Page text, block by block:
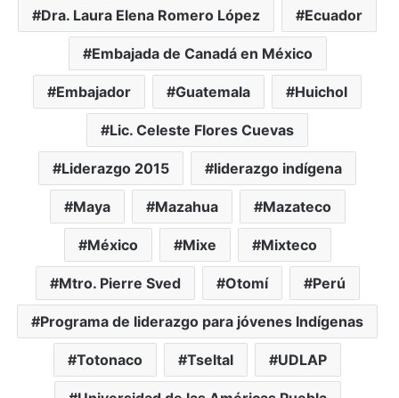
Dra. Laura Elena Romero López Ecuador
Embajada de Canadá en México
Embajador Guatemala Huichol
Lic. Celeste Flores Cuevas
Liderazgo 2015 liderazgo indígena
Maya Mazahua Mazateco
México Mixe Mixteco
Mtro. Pierre Sved Otomí Perú
Programa de liderazgo para jóvenes Indígenas
Totonaco Tseltal UDLAP